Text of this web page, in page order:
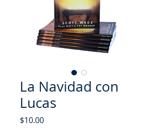
La Navidad con
Lucas
$10.00Price